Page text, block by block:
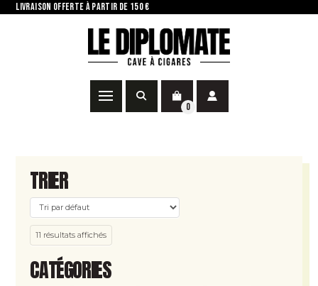
LIVRAISON OFFERTE À PARTIR DE 150 €
0
TRIER
11 résultats affichés
CATÉGORIES